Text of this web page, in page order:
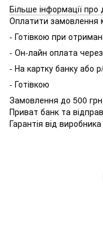
Більше інформації про
Оплатити замовлення
- Готівкою при
- Он-лайн оплата
- На картку банку або
- Готівкою
Замовлення до 500
Приват банк та
Гарантія від